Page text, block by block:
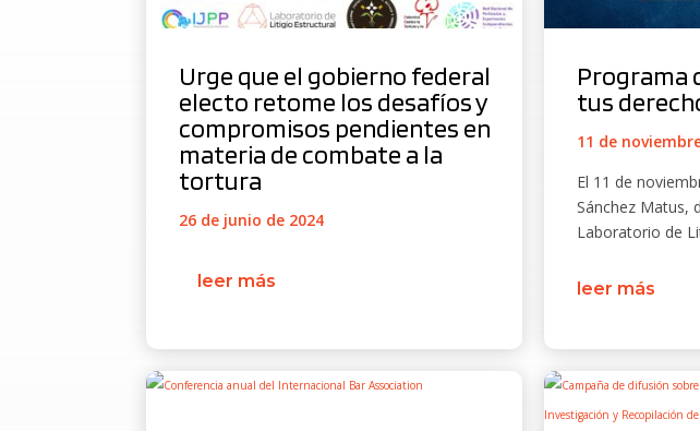
Urge que el gobierno federal
electo retome los desafíos y
compromisos pendientes en
materia de combate a la
tortura
26 de junio de 2024
leer más
Programa
tus
11 de
El 11 de
Sánchez Matus,
Laboratorio de
leer más